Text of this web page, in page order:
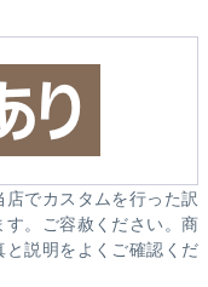
でカスタムを行った訳
。ご容赦ください。商
説明をよくご確認くだ